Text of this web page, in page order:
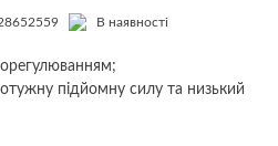
ratings В наявності
підйомну силу та низький